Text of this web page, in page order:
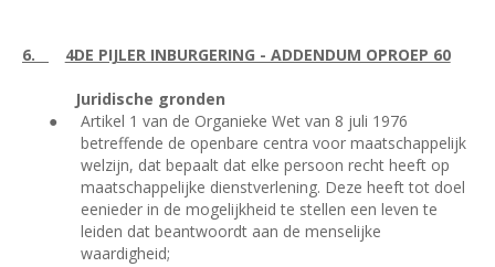
6. 4DE PIJLER INBURGERING - ADDENDUM OPROEP 60
Juridische gronden
●
Artikel 1 van de Organieke Wet van 8 juli 1976
betreffende de openbare centra voor maatschappelijk
welzijn, dat bepaalt dat elke persoon recht heeft op
maatschappelijke dienstverlening. Deze heeft tot doel
eenieder in de mogelijkheid te stellen een leven te
leiden dat beantwoordt aan de menselijke
waardigheid;